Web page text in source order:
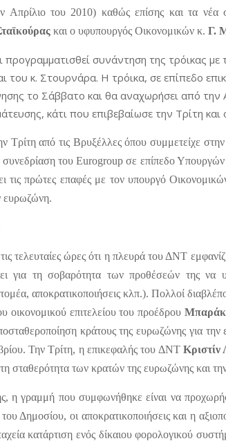
Απρίλιο του 2010) καθώς επίσης και τα νέα
και ο υφυπουργός Οικονομικών κ. Γ.
προγραμματισθεί συνάντηση της τρόικας
κ. Στουρνάρα. Η τρόικα, σε επίπεδο
το Σάββατο και θα αναχωρήσει από την
κάτι που επιβεβαίωσε την Τρίτη
Τρίτη από τις Βρυξέλλες όπου συμμετείχε
του Eurogroup σε επίπεδο
τις πρώτες επαφές με τον υπουργό
ευρωζώνη.
τελευταίες ώρες ότι η πλευρά του ΔΝΤ
για τη σοβαρότητα των προθέσεών της να
αποκρατικοποιήσεις κλπ.). Πολλοί
οικονομικού επιτελείου του προέδρου
κράτους της ευρωζώνης για
Την Τρίτη, η επικεφαλής του ΔΝΤ Κριστίν
τη σταθερότητα των κρατών της ευρωζώνης και
η γραμμή που συμφωνήθηκε είναι να
Δημοσίου, οι αποκρατικοποιήσεις και η
κατάρτιση ενός δίκαιου φορολογικού